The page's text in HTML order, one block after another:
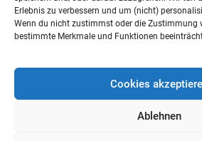
Erlebnis zu verbessern und um (nicht)
Wenn du nicht zustimmst oder die Zustimmung
bestimmte Merkmale und Funktionen
Cookies
Ablehnen
AGB
Impressum
Datenschutzerklärung